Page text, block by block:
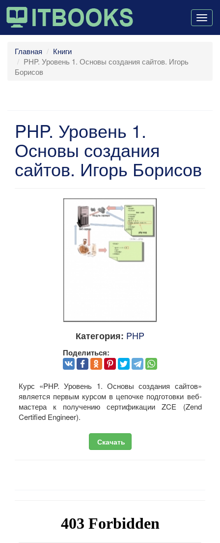
Главная
Книги
PHP. Уровень 1. Основы создания сайтов. Игорь
Борисов
PHP. Уровень 1.
Основы создания
сайтов. Игорь Борисов
Категория: PHP
Поделиться:
Курс «PHP. Уровень 1. Основы создания сайтов»
является первым курсом в цепочке подготовки веб-
мастера к получению сертификации ZCE (Zend
Certified Engineer).
Скачать